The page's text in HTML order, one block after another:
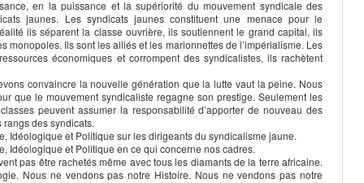
en la puissance et la supériorité du mouvement syndicale des
jaunes. Les syndicats jaunes constituent une menace pour le
ils séparent la classe ouvrière, ils soutiennent le grand capital, ils
monopoles. Ils sont les alliés et les marionnettes de l’impérialisme. Les
économiques et corrompent des syndicalistes, ils rachètent
convaincre la nouvelle génération que la lutte vaut la peine. Nous
que le mouvement syndicaliste regagne son prestige. Seulement les
peuvent assumer la responsabilité d’apporter de nouveau des
des syndicats.
Idéologique et Politique sur les dirigeants du syndicalisme jaune.
Idéologique et Politique en ce qui concerne nos cadres.
pas être rachetés même avec tous les diamants de la terre africaine.
Nous ne vendons pas notre Histoire. Nous ne vendons pas notre